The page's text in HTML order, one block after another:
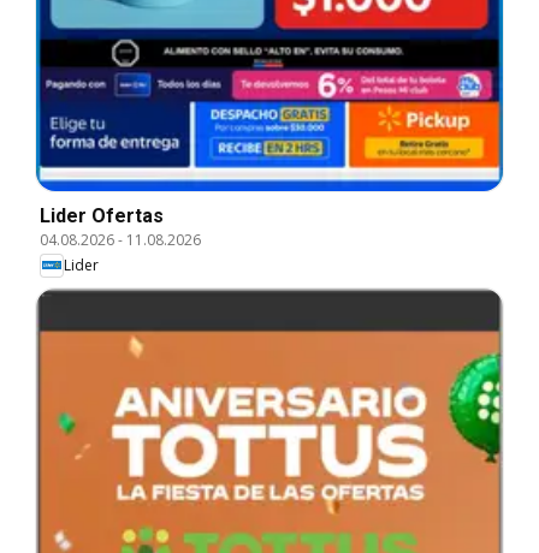
Lider Ofertas
04.08.2026- 11.08.2026
Lider